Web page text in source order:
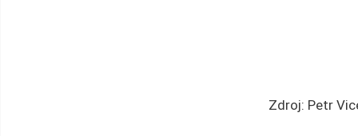
Zdroj: Petr